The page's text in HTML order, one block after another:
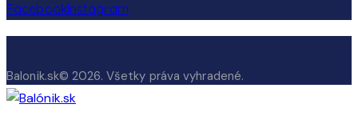
FacebookInstagram
Balonik.sk© 2026. Všetky práva vyhradené.